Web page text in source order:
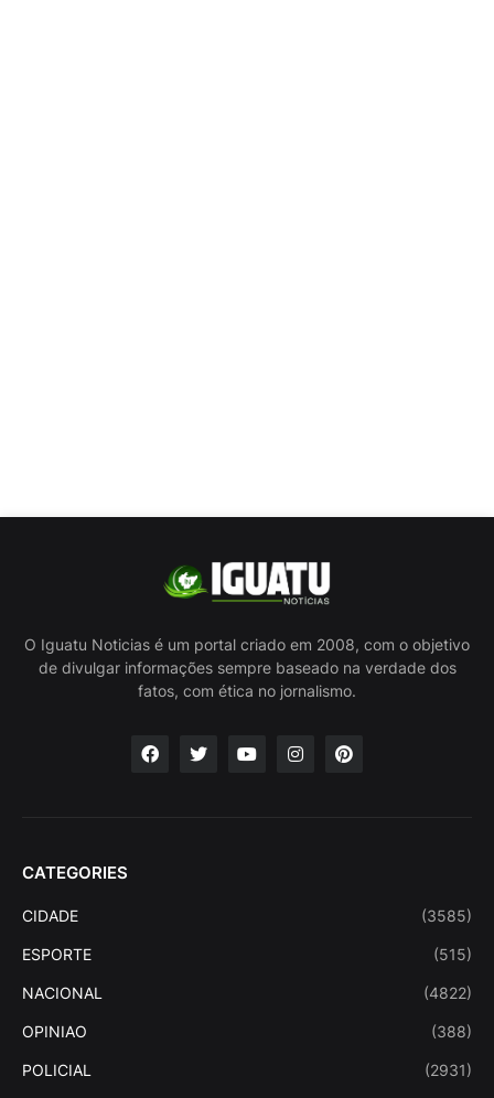
O Iguatu Noticias é um portal criado em 2008, com o objetivo
de divulgar informações sempre baseado na verdade dos
fatos, com ética no jornalismo.
CATEGORIES
CIDADE (3585)
ESPORTE (515)
NACIONAL (4822)
OPINIAO (388)
POLICIAL (2931)